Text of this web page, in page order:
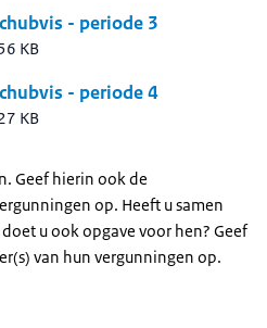
- periode 3
KB
- periode 4
KB
Geef hierin ook de
op. Heeft u samen
u ook opgave voor hen? Geef
van hun vergunningen op.